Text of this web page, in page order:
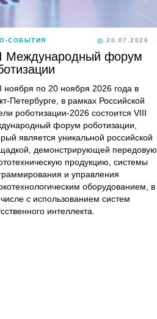
СОБЫТИЯ 20.07.2026
Международный форум
ноября по 20 ноября 2026 года в
Петербурге, в рамках Российской
роботизации-2026 состоится VIII
форум роботизации,
является уникальной российской
демонстрирующей передовую
продукцию, системы
и управления
оборудованием, в
с использованием систем
интеллекта.